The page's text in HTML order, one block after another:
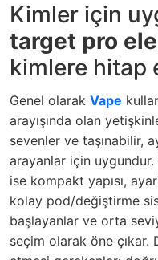
Kimler için
target pro
kimlere hitap
Genel olarak Vape
arayışında olan
sevenler ve taşınabilir,
arayanlar için uygundur.
ise kompakt yapısı,
kolay pod/değiştirme
başlayanlar ve orta
seçim olarak öne çıkar.